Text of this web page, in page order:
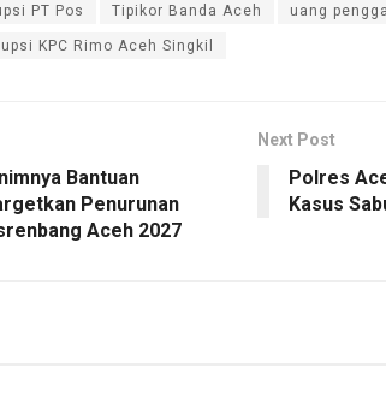
PT Pos Tipikor Banda Aceh uang
KPC Rimo Aceh Singkil
Bantuan
Penurunan
Aceh 2027
Next Post
Polres
Kasus